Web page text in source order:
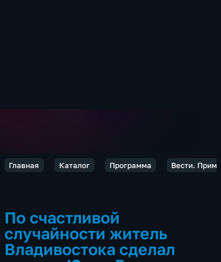
Главная Каталог Программа Вести.
По счастливой
случайности житель
Владивостока сделал